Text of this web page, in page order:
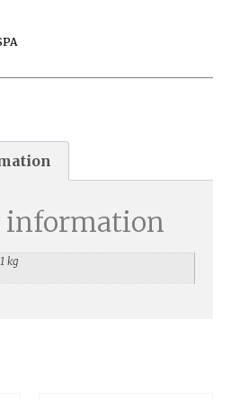
information
1 kg